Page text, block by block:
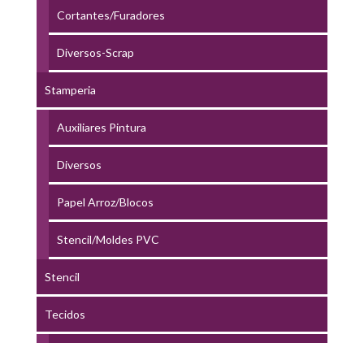
Cortantes/Furadores
Diversos-Scrap
Stamperia
Auxiliares Pintura
Diversos
Papel Arroz/Blocos
Stencil/Moldes PVC
Stencil
Tecidos